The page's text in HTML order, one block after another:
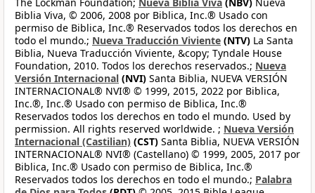
Biblia Viva, © 2006, 2008 por Biblica, Inc.® Usado con
permiso de Biblica, Inc.® Reservados todos los derechos en
todo el mundo.; Nueva Traducción Viviente (NTV) La Santa
Biblia, Nueva Traducción Viviente, &copy; Tyndale House
Foundation, 2010. Todos los derechos reservados.; Nueva
Versión Internacional (NVI) Santa Biblia, NUEVA VERSIÓN
INTERNACIONAL® NVI® © 1999, 2015, 2022 por Biblica,
Inc.®, Inc.® Usado con permiso de Biblica, Inc.®
Reservados todos los derechos en todo el mundo. Used by
permission. All rights reserved worldwide. ; Nueva Versión
Internacional (Castilian) (CST) Santa Biblia, NUEVA VERSIÓN
INTERNACIONAL® NVI® (Castellano) © 1999, 2005, 2017 por
Biblica, Inc.® Usado con permiso de Biblica, Inc.®
Reservados todos los derechos en todo el mundo.; Palabra